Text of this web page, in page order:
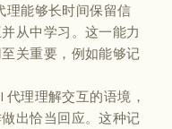
理能够长时间保留信
从中学习。这一能力
关重要，例如能够记
理理解交互的语境，
出恰当回应。这种记